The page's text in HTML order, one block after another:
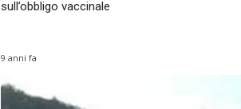
sull’obbligo vaccinale
9 anni fa